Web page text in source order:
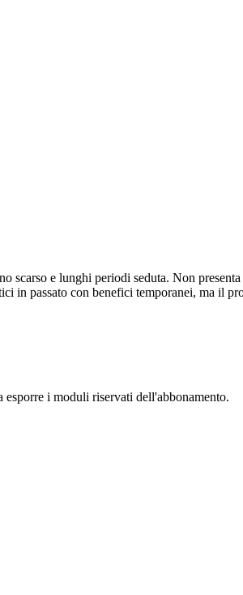
scarso e lunghi periodi seduta. Non
in passato con benefici temporanei, ma il
i moduli riservati dell'abbonamento.